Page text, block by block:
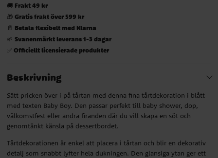
🚚 Frakt 49 kr
🎁 Gratis frakt över 599 kr
📄 Betala flexibelt med Klarna
🌱 Svanenmärkt leverans 1-3 dagar
✅ Officiellt licensierade produkter
Beskrivning
Sätt pricken över i på tårtan med denna fina tårtdekoration i blått
med texten Baby Boy. Den passar perfekt till baby shower, dop,
välkomstfest eller andra firanden där du vill skapa en söt och
genomtänkt känsla på dessertbordet.
Tårtdekorationen är enkel att placera i tårtan och blir en dekorativ
detalj som snabbt lyfter hela dukningen. Den glansiga ytan ger ett